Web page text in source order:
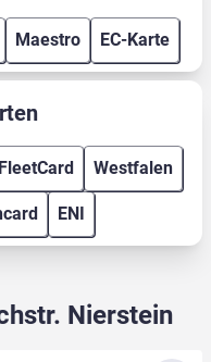
Maestro EC-Karte
FleetCard Westfalen
ENI
Nierstein